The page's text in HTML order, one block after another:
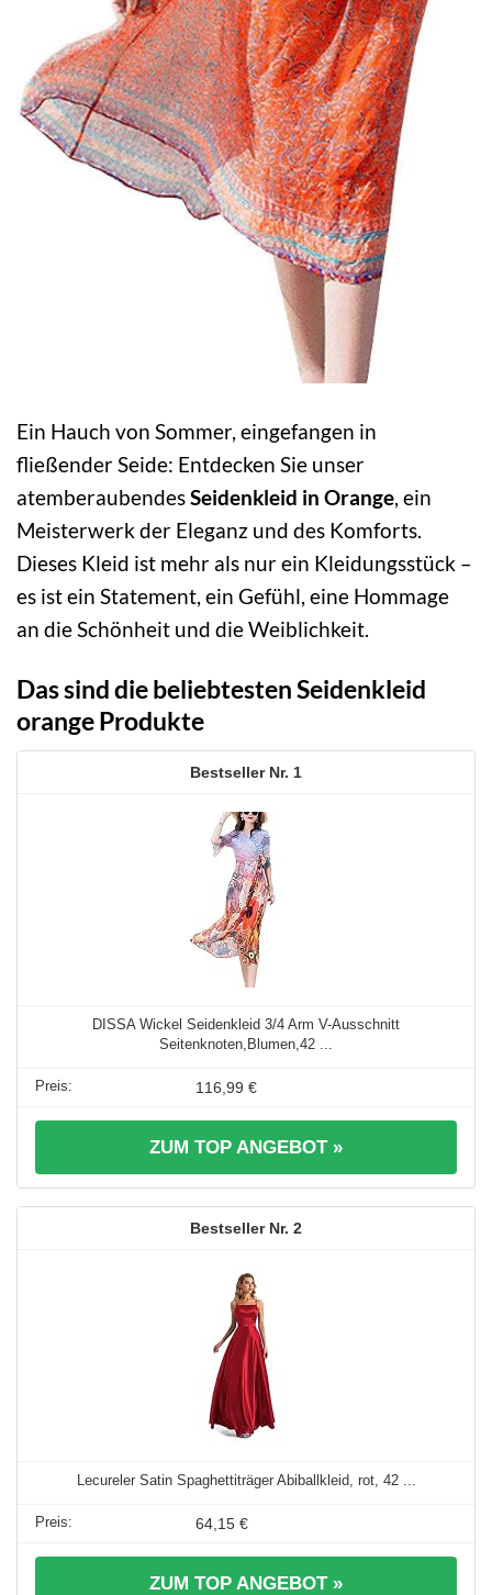
Ein Hauch von Sommer, eingefangen in
fließender Seide: Entdecken Sie unser
atemberaubendesSeidenkleid in Orange, ein
Meisterwerk der Eleganz und des Komforts.
Dieses Kleid ist mehr als nur ein Kleidungsstück –
es ist ein Statement, ein Gefühl, eine Hommage
an die Schönheit und die Weiblichkeit.
Das sind die beliebtesten Seidenkleid
orange Produkte
1
DISSA Wickel Seidenkleid 3/4 Arm V-Ausschnitt
Seitenknoten,Blumen,42 ...
116,99 €
ZUM TOP ANGEBOT »
2
Lecureler Satin Spaghettiträger Abiballkleid, rot, 42 ...
64,15 €
ZUM TOP ANGEBOT »